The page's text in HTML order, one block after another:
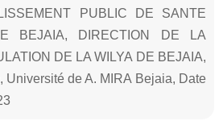
PUBLIC DE SANTE
BEJAIA, DIRECTION DE LA
DE LA WILYA DE BEJAIA,
Université de A. MIRA Bejaia, Date